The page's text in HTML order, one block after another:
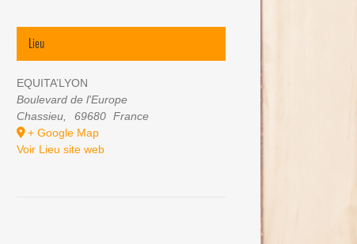
Lieu
EQUITA’LYON
Boulevard de l'Europe
Chassieu
69680 France
+ Google Map
Voir Lieu site web